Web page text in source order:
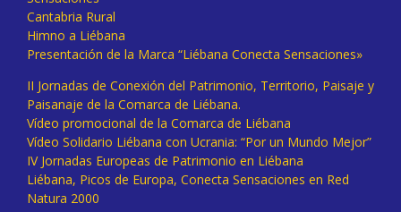
Cantabria Rural
Himno a Liébana
Presentación de la Marca “Liébana Conecta Sensaciones»
II Jornadas de Conexión del Patrimonio, Territorio, Paisaje y
Paisanaje de la Comarca de Liébana.
Vídeo promocional de la Comarca de Liébana
Vídeo Solidario Liébana con Ucrania: “Por un Mundo Mejor”
IV Jornadas Europeas de Patrimonio en Liébana
Liébana, Picos de Europa, Conecta Sensaciones en Red
Natura 2000